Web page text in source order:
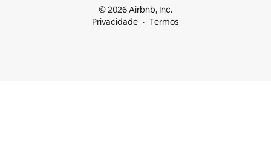
© 2026 Airbnb, Inc.
Privacidade
Termos